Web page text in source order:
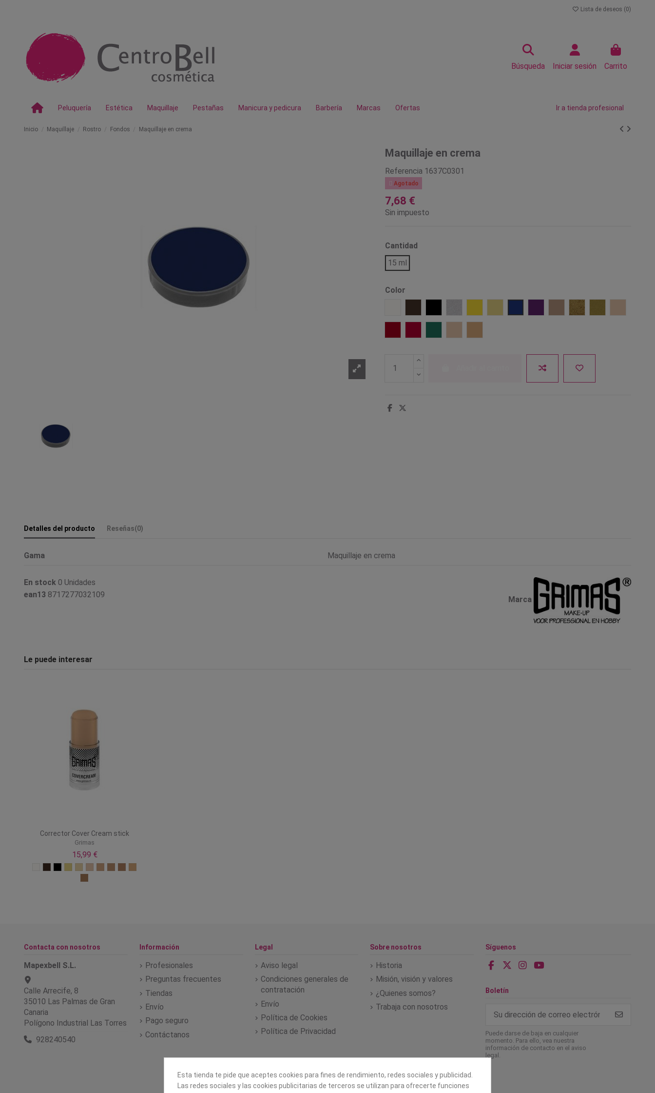
Lista de deseos (0)
Búsqueda Iniciar sesión Carrito
Peluquería Estética Maquillaje Pestañas Manicura y pedicura Barbería Marcas Ofertas Ir a tienda profesional
Inicio Maquillaje Rostro Fondos Maquillaje en crema
Maquillaje en crema
Referencia 1637C0301
Agotado
7,68 €
Sin impuesto
Cantidad
15 ml
Color
Marrón OAOro 705
Detalles del producto Reseñas(0)
Gama Maquillaje en crema
Marca
En stock 0 Unidades
ean13 8717277032109
Le puede interesar
Corrector Cover Cream stick
Grimas
15,99 €
Contacta con nosotros
Mapexbell S.L.
Calle Arrecife, 8
35010 Las Palmas de Gran
Canaria
Polígono Industrial Las Torres
928240540
Información
Profesionales
Preguntas frecuentes
Tiendas
Envío
Pago seguro
Contáctanos
Legal
Aviso legal
Condiciones generales de
contratación
Envío
Política de Cookies
Política de Privacidad
Sobre nosotros
Historia
Misión, visión y valores
¿Quienes somos?
Trabaja con nosotros
Síguenos
Boletín
Puede darse de baja en cualquier
momento. Para ello, vea nuestra
información de contacto en el aviso
legal.
Esta tienda te pide que aceptes cookies para fines de rendimiento, redes sociales y publicidad.
Las redes sociales y las cookies publicitarias de terceros se utilizan para ofrecerte funciones